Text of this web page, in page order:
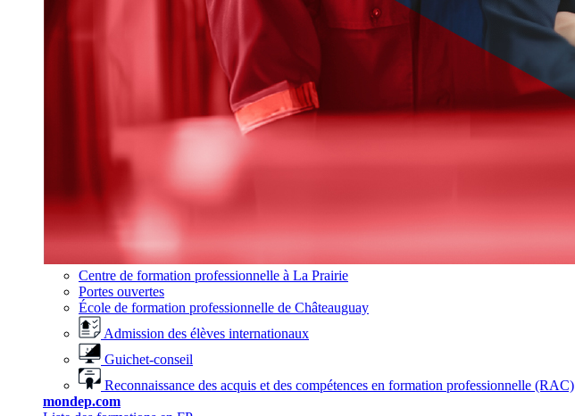
Centre de formation professionnelle à La Prairie
Portes ouvertes
École de formation professionnelle de Châteauguay
Admission des élèves internationaux
Guichet-conseil
Reconnaissance des acquis et des compétences en formation professionnelle (RAC)
mondep.com